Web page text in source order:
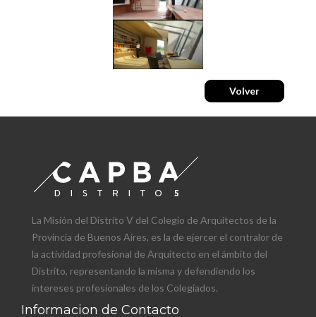
La Misión del Distrito V del Colegio de Arquitectos de la
Provincia de Buenos Aires, es la de ejercer el contralor de
la actividad profesional de Arquitecto en el ámbito del
Distrito, representando la misma y defendiendo los
intereses profesionales de los Colegiados.
Informacion de Contacto